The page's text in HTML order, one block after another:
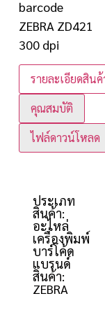
barcode
ZEBRA ZD421
300 dpi
รายละเอียดสินค้
คุณสมบัติ
ไฟล์ดาวน์โหลด
ประเภท
สินค้า:
อะไหล่
เครื่องพิมพ์
บาร์โค้ด
แบรนด์
สินค้า:
ZEBRA